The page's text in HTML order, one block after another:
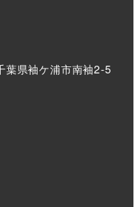
県袖ケ浦市南袖2-5